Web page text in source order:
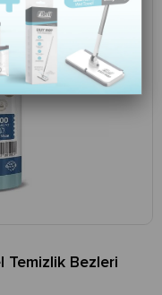
Bezleri